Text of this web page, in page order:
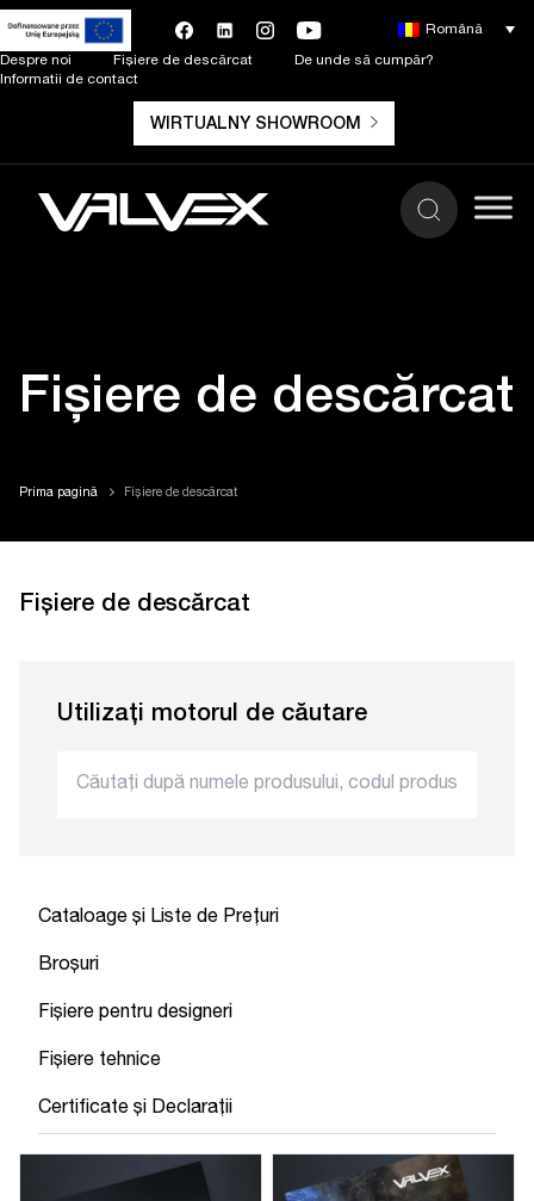
Despre noi Fișiere de descărcat
De unde să cumpăr?
Informatii de contact
WIRTUALNY SHOWROOM
Română
Fișiere de descărcat
Prima pagină Fișiere de descărcat
Fișiere de descărcat
Utilizați motorul de căutare
Cataloage și Liste de Prețuri
Broșuri
Fișiere pentru designeri
Fișiere tehnice
Certificate și Declarații